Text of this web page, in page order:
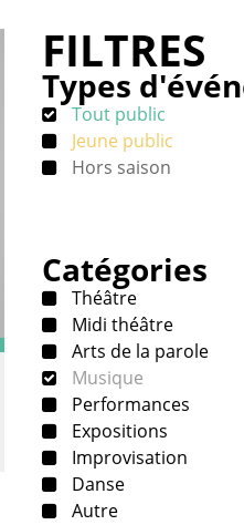
FILTRES
Types
Tout public
Jeune public
Hors saison
Catégories
Théâtre
Midi théâtre
Arts de la parole
Musique
Performances
Expositions
Improvisation
Danse
Autre